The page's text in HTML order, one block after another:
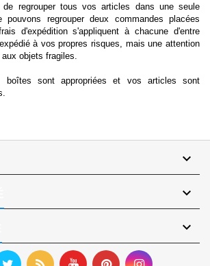
de regrouper tous vos articles dans une seule
pouvons regrouper deux commandes placées
d'expédition s'appliquent à chacune d'entre
à vos propres risques, mais une attention
objets fragiles.
boîtes sont appropriées et vos articles sont


